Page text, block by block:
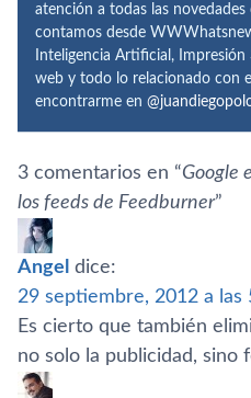
atención a todas las
contamos desde
Inteligencia Artificial,
web y todo lo relacionado con
encontrarme en
3 comentarios en “Google
los feeds de Feedburner”
Angel dice:
29 septiembre, 2012 a las
Es cierto que también
no solo la publicidad,